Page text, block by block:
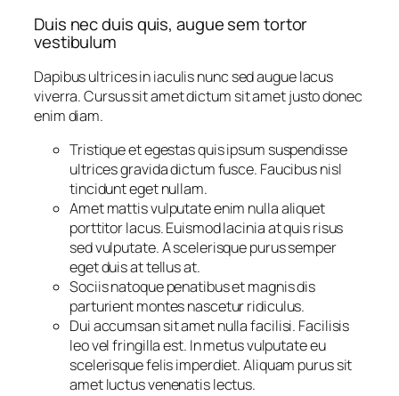
Duis nec duis quis, augue sem tortor
vestibulum
Dapibus ultrices in iaculis nunc sed augue lacus
viverra. Cursus sit amet dictum sit amet justo donec
enim diam.
Tristique et egestas quis ipsum suspendisse
ultrices gravida dictum fusce. Faucibus nisl
tincidunt eget nullam.
Amet mattis vulputate enim nulla aliquet
porttitor lacus. Euismod lacinia at quis risus
sed vulputate. A scelerisque purus semper
eget duis at tellus at.
Sociis natoque penatibus et magnis dis
parturient montes nascetur ridiculus.
Dui accumsan sit amet nulla facilisi. Facilisis
leo vel fringilla est. In metus vulputate eu
scelerisque felis imperdiet. Aliquam purus sit
amet luctus venenatis lectus.